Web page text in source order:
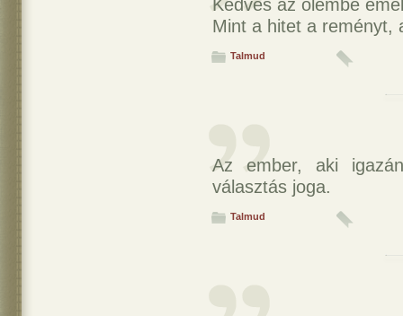
Kedves az ölembe
Mint a hitet a reményt,
Talmud
Az ember, aki
választás joga.
Talmud